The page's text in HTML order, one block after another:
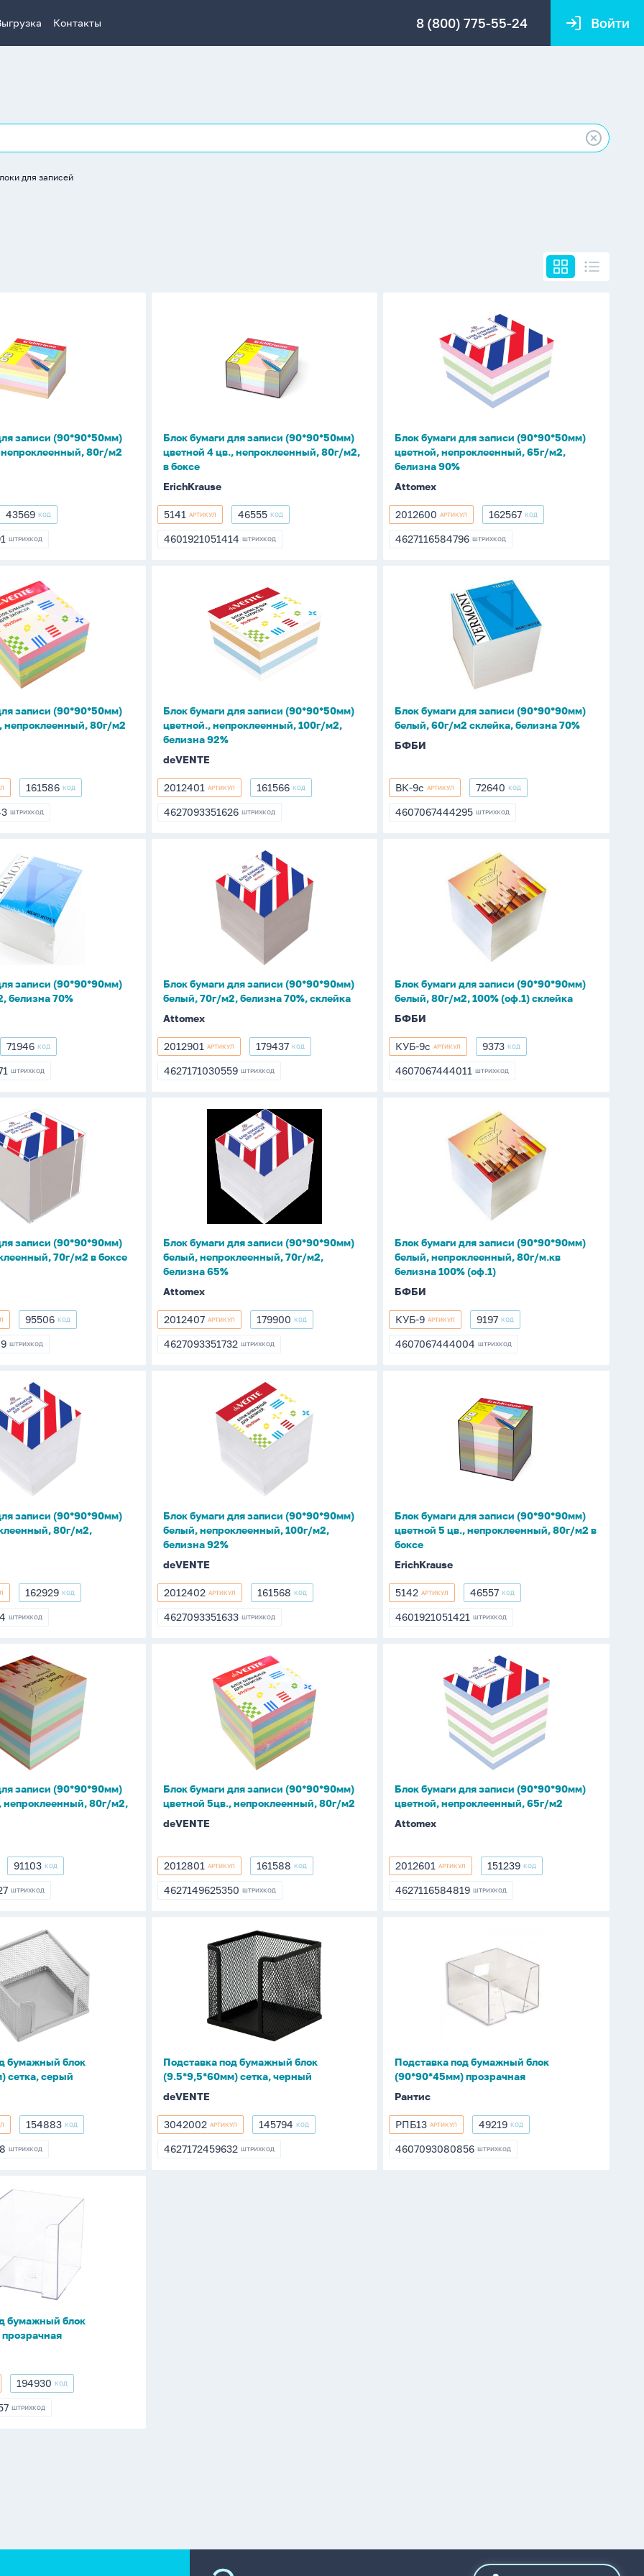
Контакты 8 (800) 775-55-24 Войти
для записей
записи (90*90*50мм)
непроклеенный, 80г/м2
43569
43569 КОД
ШТРИХКОД
(90*90*50мм)
непроклеенный,
80г/
в
боксе
Блок бумаги для записи (90*90*50мм)
цветной 4 цв., непроклеенный, 80г/м2,
в боксе
ErichKrause
5141
5141 АРТИКУЛ 46555
46555 КОД
4601921051414
4601921051414 ШТРИХКОД
(90*90*50мм)
непроклеенный,
м2,
белизна
Блок бумаги для записи (90*90*50мм)
цветной, непроклеенный, 65г/м2,
белизна 90%
Attomex
2012600
2012600 АРТИКУЛ 162567
162567 КОД
4627116584796
4627116584796 ШТРИХКОД
записи (90*90*50мм)
непроклеенный, 80г/м2
161586
161586 КОД
ШТРИХКОД
(90*90*50мм)
м2,
белизна
Блок бумаги для записи (90*90*50мм)
цветной., непроклеенный, 100г/м2,
белизна 92%
deVENTE
2012401
2012401 АРТИКУЛ 161566
161566 КОД
4627093351626
4627093351626 ШТРИХКОД
(90*90*90мм)
склейка,
белизна
70%
Блок бумаги для записи (90*90*90мм)
белый, 60г/м2 склейка, белизна 70%
БФБИ
ВК-9с
ВК-9с АРТИКУЛ 72640
72640 КОД
4607067444295
4607067444295 ШТРИХКОД
записи (90*90*90мм)
белизна 70%
71946
71946 КОД
ШТРИХКОД
(90*90*90мм)
белизна
70%,
склейка
Блок бумаги для записи (90*90*90мм)
белый, 70г/м2, белизна 70%, склейка
Attomex
2012901
2012901 АРТИКУЛ 179437
179437 КОД
4627171030559
4627171030559 ШТРИХКОД
(90*90*90мм)
100%
(оф.1)
склейка
Блок бумаги для записи (90*90*90мм)
белый, 80г/м2, 100% (оф.1) склейка
БФБИ
КУБ-9с
КУБ-9с АРТИКУЛ 9373
9373 КОД
4607067444011
4607067444011 ШТРИХКОД
записи (90*90*90мм)
70г/м2 в боксе
95506
95506 КОД
ШТРИХКОД
(90*90*90мм)
непроклеенный,
м2,
белизна
Блок бумаги для записи (90*90*90мм)
белый, непроклеенный, 70г/м2,
белизна 65%
Attomex
2012407
2012407 АРТИКУЛ 179900
179900 КОД
4627093351732
4627093351732 ШТРИХКОД
(90*90*90мм)
непроклеенный,
м.кв
белизна
(оф.1)
Блок бумаги для записи (90*90*90мм)
белый, непроклеенный, 80г/м.кв
белизна 100% (оф.1)
БФБИ
КУБ-9
КУБ-9 АРТИКУЛ 9197
9197 КОД
4607067444004
4607067444004 ШТРИХКОД
записи (90*90*90мм)
80г/м2,
162929
162929 КОД
ШТРИХКОД
непроклеенный,
м2,
белизна
Блок бумаги для записи (90*90*90мм)
белый, непроклеенный, 100г/м2,
белизна 92%
deVENTE
2012402
2012402 АРТИКУЛ 161568
161568 КОД
4627093351633
4627093351633 ШТРИХКОД
(90*90*90мм)
непроклеенный,
80г/
в
боксе
Блок бумаги для записи (90*90*90мм)
цветной 5 цв., непроклеенный, 80г/м2 в
боксе
ErichKrause
5142
5142 АРТИКУЛ 46557
46557 КОД
4601921051421
4601921051421 ШТРИХКОД
записи (90*90*90мм)
непроклеенный, 80г/м2,
91103
91103 КОД
ШТРИХКОД
(90*90*90мм)
80г/
м2
Блок бумаги для записи (90*90*90мм)
цветной 5цв., непроклеенный, 80г/м2
deVENTE
2012801
2012801 АРТИКУЛ 161588
161588 КОД
4627149625350
4627149625350 ШТРИХКОД
(90*90*90мм)
непроклеенный,
м2
Блок бумаги для записи (90*90*90мм)
цветной, непроклеенный, 65г/м2
Attomex
2012601
2012601 АРТИКУЛ 151239
151239 КОД
4627116584819
4627116584819 ШТРИХКОД
бумажный блок
сетка, серый
154883
154883 КОД
ШТРИХКОД
Подставка
бумажный
(9.5*9,5*60мм)
Подставка под бумажный блок
(9.5*9,5*60мм) сетка, черный
deVENTE
3042002
3042002 АРТИКУЛ 145794
145794 КОД
4627172459632
4627172459632 ШТРИХКОД
бумажный
(90*90*45мм)
прозрачная
Подставка под бумажный блок
(90*90*45мм) прозрачная
Рантис
РПБ13
РПБ13 АРТИКУЛ 49219
49219 КОД
4607093080856
4607093080856 ШТРИХКОД
бумажный блок
194930
194930 КОД
ШТРИХКОД